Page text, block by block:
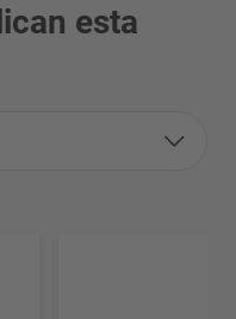
esta